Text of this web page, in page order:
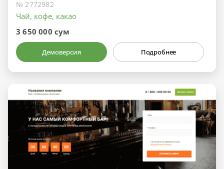
№ 2772982
Чай, кофе, какао
3 650 000 сум
Демоверсия Подробнее